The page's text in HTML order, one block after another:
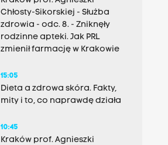
Chłosty-Sikorskiej - Służba
zdrowia - odc. 8. - Zniknęły
rodzinne apteki. Jak PRL
zmienił farmację w Krakowie
15:05
Dieta a zdrowa skóra. Fakty,
mity i to, co naprawdę działa
10:45
Kraków prof. Agnieszki